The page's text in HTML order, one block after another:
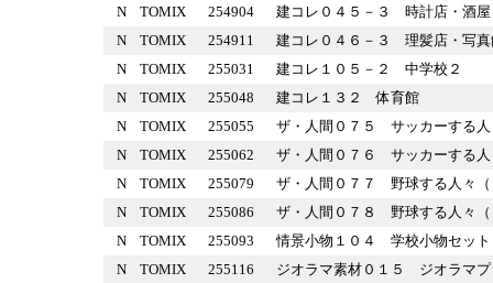
N
TOMIX 254904
建コレ０４５－３ 時計店・
N
TOMIX 254911
建コレ０４６－３ 理髪店・
N
TOMIX 255031
建コレ１０５－２ 中学校２
N
TOMIX 255048
建コレ１３２ 体育館
N
TOMIX 255055
ザ・人間０７５ サッカーす
N
TOMIX 255062
ザ・人間０７６ サッカーす
N
TOMIX 255079
ザ・人間０７７ 野球する人
N
TOMIX 255086
ザ・人間０７８ 野球する人
N
TOMIX 255093
情景小物１０４ 学校小物セ
N
TOMIX 255116
ジオラマ素材０１５ ジオラ